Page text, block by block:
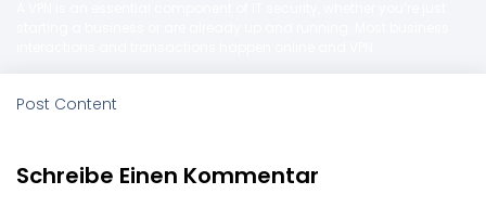
Post Content
Schreibe Einen Kommentar